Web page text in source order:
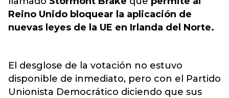
Reino Unido bloquear la aplicación de
nuevas leyes de la UE en Irlanda del Norte.
El desglose de la votación no estuvo
disponible de inmediato, pero con el Partido
Unionista Democrático diciendo que sus